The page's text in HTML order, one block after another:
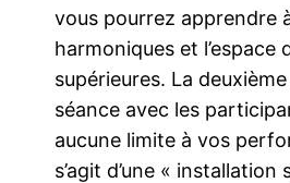
vous pourrez apprendre
harmoniques et l’espace
supérieures. La
séance avec les
aucune limite à vos
s’agit d’une « installation